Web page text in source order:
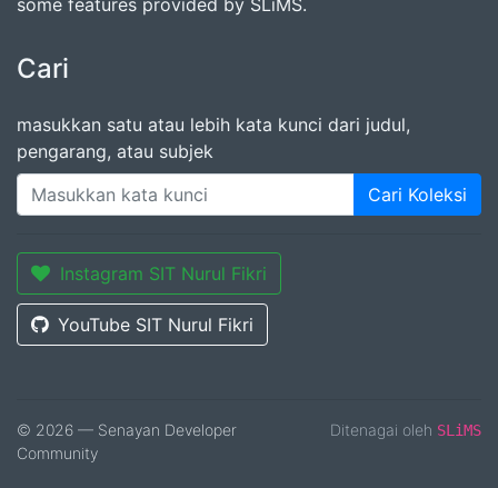
some features provided by SLiMS.
Cari
masukkan satu atau lebih kata kunci dari judul,
pengarang, atau subjek
Cari Koleksi
Instagram SIT Nurul Fikri
YouTube SIT Nurul Fikri
© 2026 — Senayan Developer
Community
Ditenagai oleh SLiMS